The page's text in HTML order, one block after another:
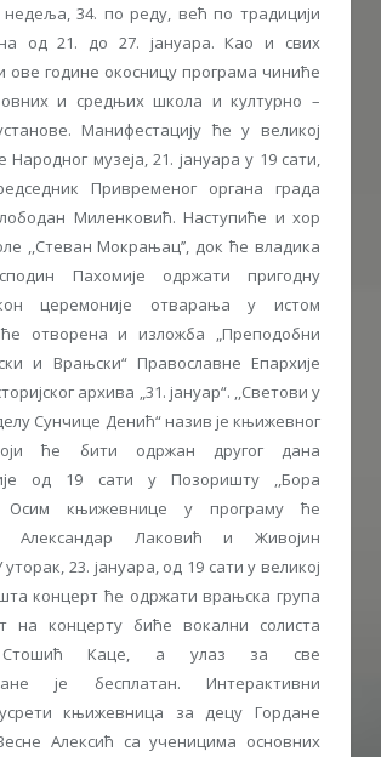
недеља, 34. по реду, већ по традицији
од 21. до 27. jануара. Као и свих
ове године окосницу програма чиниће
и средњих школа и културно –
Манифестацију ће у великој
Народног музеја, 21. јануара у 19 сати,
Привременог органа града
Миленковић. Наступиће и хор
,,Стеван Мокрањац’’, док ће владика
Пахомије одржати пригодну
церемоније отварања у истом
отворена и изложба „Преподобни
и Врањски“ Православне Епархије
архива „31. јануар“. ,,Светови у
Сунчице Денић“ назив је књижевног
ће бити одржан другог дана
од 19 сати у Позоришту ,,Бора
Осим књижевнице у програму ће
Александар Лаковић и Живојин
23. јануара, од 19 сати у великој
концерт ће одржати врањска група
на концерту биће вокални солиста
Стошић Каце, а улаз за све
је бесплатан. Интерактивни
књижевница за децу Гордане
Алексић са ученицима основних